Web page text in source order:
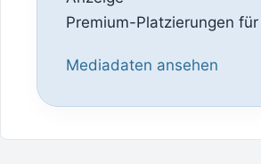
Premium-Platzierungen
Mediadaten ansehen